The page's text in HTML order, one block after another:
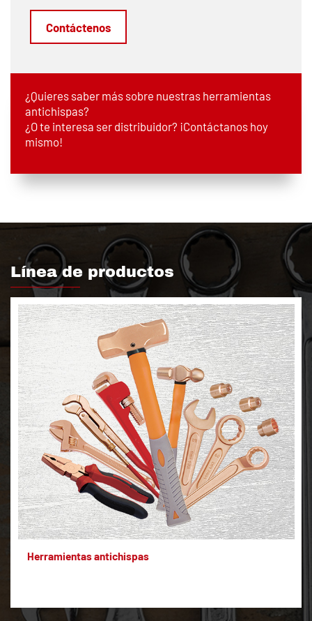
Contáctenos
¿Quieres saber más sobre nuestras herramientas
antichispas?
¿O te interesa ser distribuidor? ¡Contáctanos hoy
mismo!
Línea de productos
Herramientas antichispas